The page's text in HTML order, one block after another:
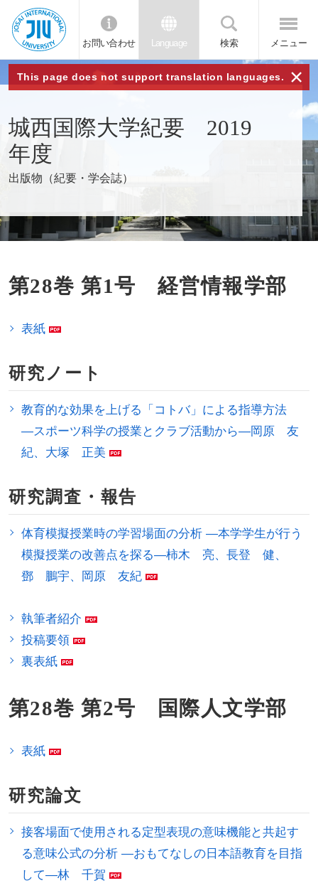
JIU 城西国
際大学
お問い合わせ Language 検索 メニュー
This page does not support translation languages. ×
城西国際大学紀要 2019
年度
出版物（紀要・学会誌）
第28巻 第1号 経営情報学部
表紙
研究ノート
教育的な効果を上げる「コトバ」による指導方法
―スポーツ科学の授業とクラブ活動から―岡原 友
紀、大塚 正美
研究調査・報告
体育模擬授業時の学習場面の分析 ―本学学生が行う
模擬授業の改善点を探る―柿木 亮、長登 健、
鄧 鵬宇、岡原 友紀
執筆者紹介
投稿要領
裏表紙
第28巻 第2号 国際人文学部
表紙
研究論文
接客場面で使用される定型表現の意味機能と共起す
る意味公式の分析 ―おもてなしの日本語教育を目指
して―林 千賀